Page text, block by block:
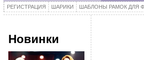
РЕГИСТРАЦИЯ ШАРИКИ ШАБЛОНЫ РАМОК ДЛЯ
Новинки